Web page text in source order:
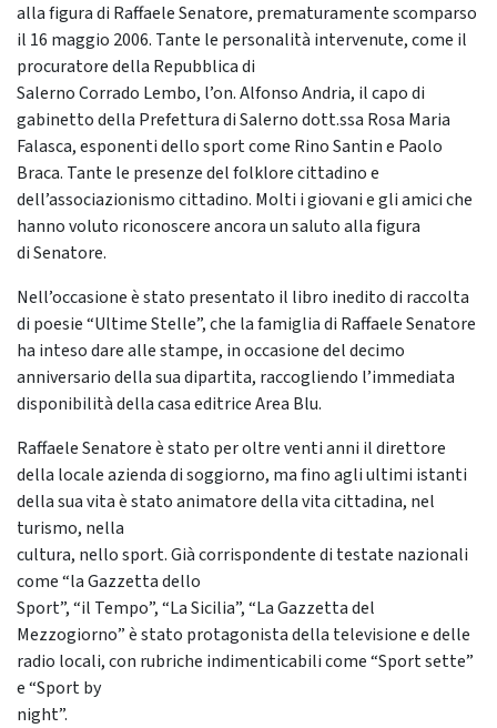
alla figura di Raffaele Senatore, prematuramente scomparso
il 16 maggio 2006. Tante le personalità intervenute, come il
procuratore della Repubblica di
Salerno Corrado Lembo, l’on. Alfonso Andria, il capo di
gabinetto della Prefettura di Salerno dott.ssa Rosa Maria
Falasca, esponenti dello sport come Rino Santin e Paolo
Braca. Tante le presenze del folklore cittadino e
dell’associazionismo cittadino. Molti i giovani e gli amici che
hanno voluto riconoscere ancora un saluto alla figura
di Senatore.
Nell’occasione è stato presentato il libro inedito di raccolta
di poesie “Ultime Stelle”, che la famiglia di Raffaele Senatore
ha inteso dare alle stampe, in occasione del decimo
anniversario della sua dipartita, raccogliendo l’immediata
disponibilità della casa editrice Area Blu.
Raffaele Senatore è stato per oltre venti anni il direttore
della locale azienda di soggiorno, ma fino agli ultimi istanti
della sua vita è stato animatore della vita cittadina, nel
turismo, nella
cultura, nello sport. Già corrispondente di testate nazionali
come “la Gazzetta dello
Sport”, “il Tempo”, “La Sicilia”, “La Gazzetta del
Mezzogiorno” è stato protagonista della televisione e delle
radio locali, con rubriche indimenticabili come “Sport sette”
e “Sport by
night”.